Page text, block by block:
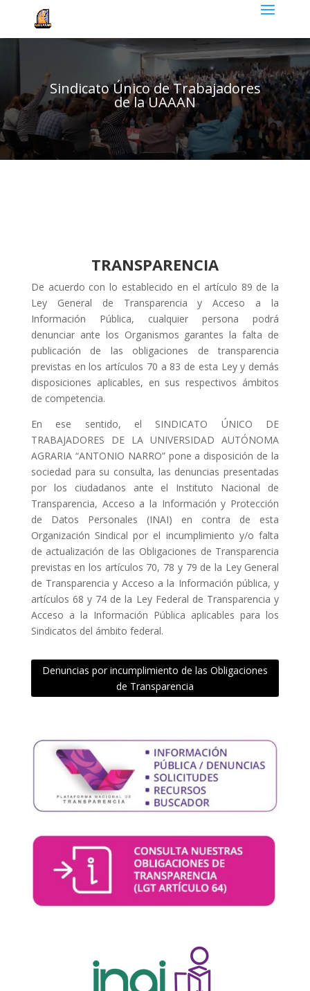
Sindicato Único de Trabajadores
de la UAAAN
TRANSPARENCIA
De acuerdo con lo establecido en el artículo 89 de la
Ley General de Transparencia y Acceso a la
Información Pública, cualquier persona podrá
denunciar ante los Organismos garantes la falta de
publicación de las obligaciones de transparencia
previstas en los artículos 70 a 83 de esta Ley y demás
disposiciones aplicables, en sus respectivos ámbitos
de competencia.
En ese sentido, el SINDICATO ÚNICO DE
TRABAJADORES DE LA UNIVERSIDAD AUTÓNOMA
AGRARIA “ANTONIO NARRO” pone a disposición de la
sociedad para su consulta, las denuncias presentadas
por los ciudadanos ante el Instituto Nacional de
Transparencia, Acceso a la Información y Protección
de Datos Personales (INAI) en contra de esta
Organización Sindical por el incumplimiento y/o falta
de actualización de las Obligaciones de Transparencia
previstas en los artículos 70, 78 y 79 de la Ley General
de Transparencia y Acceso a la Información pública, y
artículos 68 y 74 de la Ley Federal de Transparencia y
Acceso a la Información Pública aplicables para los
Sindicatos del ámbito federal.
Denuncias por incumplimiento de las Obligaciones
de Transparencia